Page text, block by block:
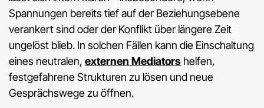
Spannungen bereits tief auf der Beziehungsebene
verankert sind oder der Konflikt über längere Zeit
ungelöst blieb. In solchen Fällen kann die Einschaltung
eines neutralen, externen Mediators helfen,
festgefahrene Strukturen zu lösen und neue
Gesprächswege zu öffnen.